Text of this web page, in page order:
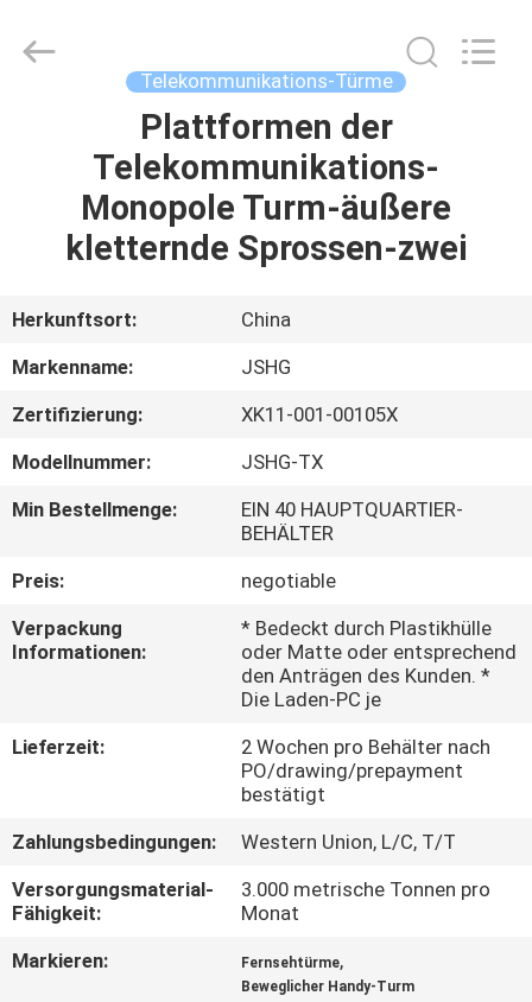
PRODUKTE
VR
ÜBER
UNS
FABRIK-
AUSFLUG
QUALITÄTSKONTROLLE
MIT
UNS
VERBINDUNG
co.,ltd.
Telekommunikations-Türme
Plattformen der
Telekommunikations-
Monopole Turm-äußere
kletternde Sprossen-zwei
Herkunftsort:
China
Markenname:
JSHG
Zertifizierung:
XK11-001-00105X
Modellnummer:
JSHG-TX
Min Bestellmenge:
EIN 40 HAUPTQUARTIER-
BEHÄLTER
Preis:
negotiable
Verpackung
Informationen:
* Bedeckt durch Plastikhülle
oder Matte oder entsprechend
den Anträgen des Kunden. *
Die Laden-PC je
Lieferzeit:
2 Wochen pro Behälter nach
PO/drawing/prepayment
bestätigt
Zahlungsbedingungen:
Western Union, L/C, T/T
Versorgungsmaterial-
Fähigkeit:
3.000 metrische Tonnen pro
Monat
Markieren:
Fernsehtürme,
Beweglicher Handy-Turm